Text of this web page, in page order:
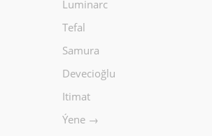
Luminarc
Tefal
Samura
Devecioğlu
Itimat
Ýene →